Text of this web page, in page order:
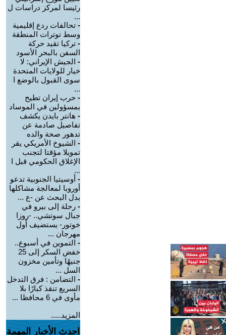
رئيسا لمركز دراسات ل
...
- تحالفات ردع إقليمية
وسط توترات المنطقة
- تركيا تقيد حركة
السفن بالبحر الأسود
- الجيش الإيراني: لا
خيار للولايات المتحدة
سوى القبول بالوضع ا
...
- حرب إيران تطيح
بمسؤولين في الموساد
- هانتر بايدن يكشف
تفاصيل صادمة عن
تدهور صحة والده
- الشيوخ الأمريكي يقر
تمويلا مؤقتا لتجنب
الإغلاق الحكومي قبل ا
...
- أوسيتيا الجنوبية تدعو
أوروبا لمعالجة مشاكلها
بدل البحث عن -ع ...
- رحلة إلى بيرو في
جبال سوتشي.. -روزا
خوتور- يستضيف أول
مهرجان ...
- التموين في أسبوع..
خفض السكر إلى 25
جنيهًا وتأمين مخزون
السل ...
- التضامن : فرق التدخل
السريع تنقذ كبارًا بلا
مأوى في 6 محافظا ...
المزيد.....
احدث الأخبار المهمة